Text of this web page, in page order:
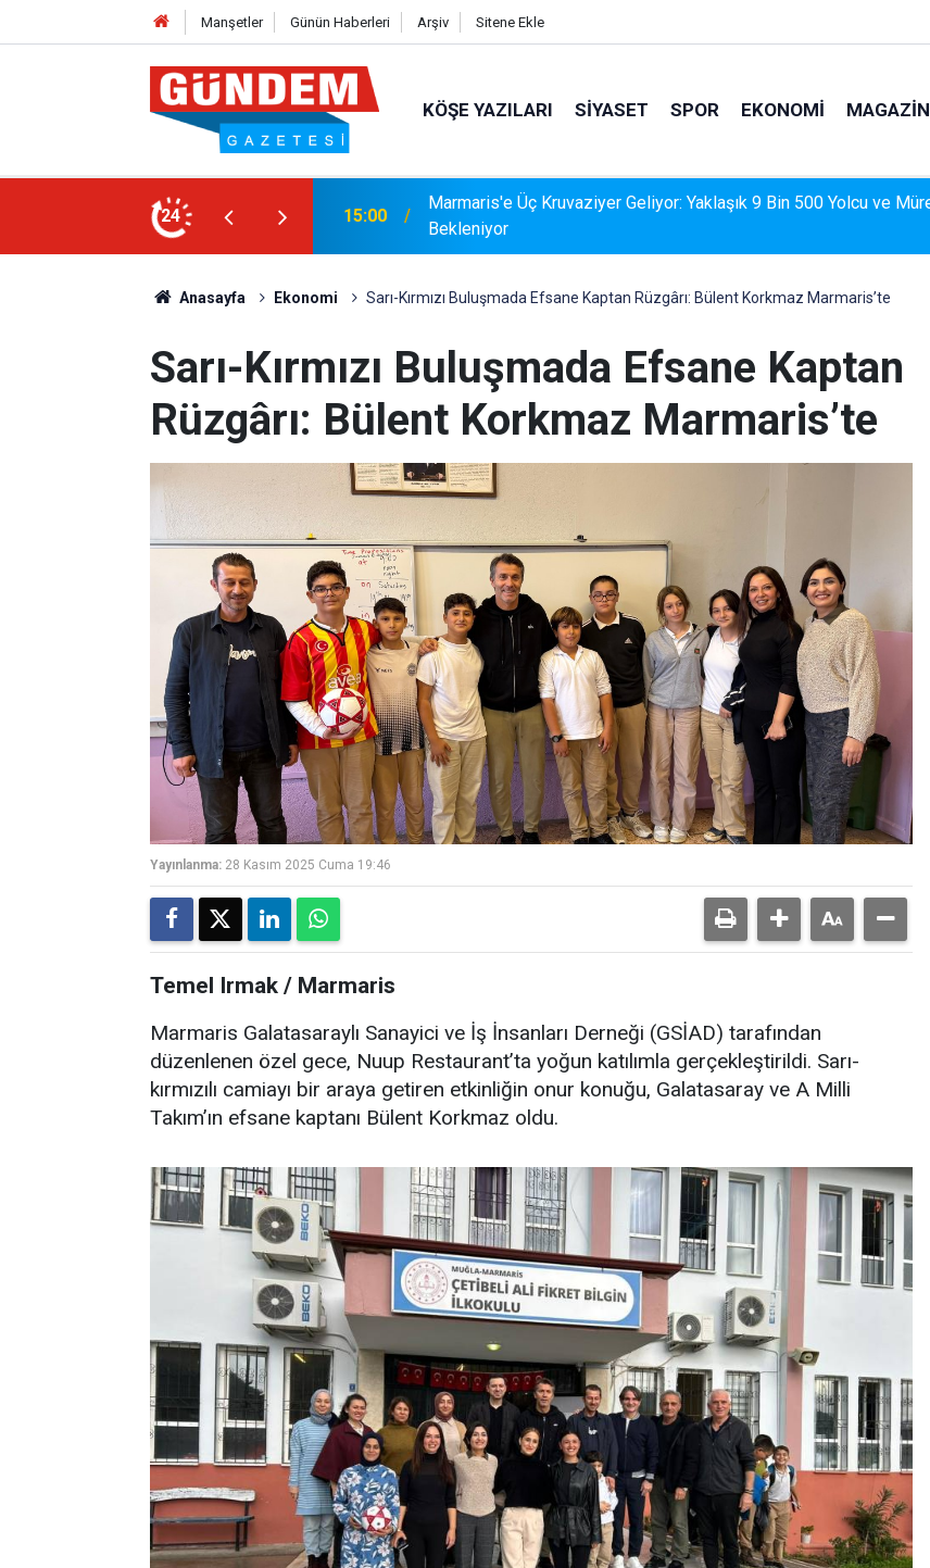
Manşetler Günün Haberleri Arşiv Sitene Ekle
KÖŞE YAZILARI SIYASET SPOR EKONOMI MAGAZIN
24
9 Bin 500 Yolcu ve Mürettebat
14:17 MARMARİS'TE DERELERDE TEMİZLİK SEFERBERLİĞİ
Anasayfa Ekonomi Sarı-Kırmızı Buluşmada Efsane Kaptan Rüzgârı: Bülent Korkmaz Marmaris’te
Sarı-Kırmızı Buluşmada Efsane Kaptan
Rüzgârı: Bülent Korkmaz Marmaris’te
Yayınlanma: 28 Kasım 2025 Cuma 19:46
Temel Irmak / Marmaris
Marmaris Galatasaraylı Sanayici ve İş İnsanları Derneği (GSİAD) tarafından
düzenlenen özel gece, Nuup Restaurant’ta yoğun katılımla gerçekleştirildi. Sarı-
kırmızılı camiayı bir araya getiren etkinliğin onur konuğu, Galatasaray ve A Milli
Takım’ın efsane kaptanı Bülent Korkmaz oldu.